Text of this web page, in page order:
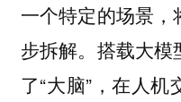
一个特定的场景
步拆解。搭载大
了“大脑”，在人